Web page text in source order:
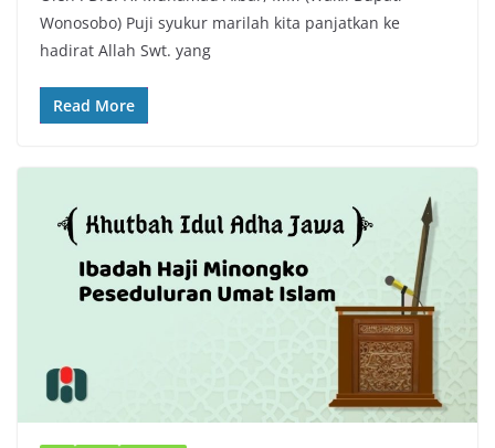
Wonosobo) Puji syukur marilah kita panjatkan ke
hadirat Allah Swt. yang
Read More